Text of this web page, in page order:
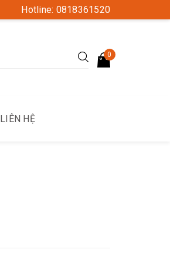
Hotline: 0818361520
0
LIÊN HỆ